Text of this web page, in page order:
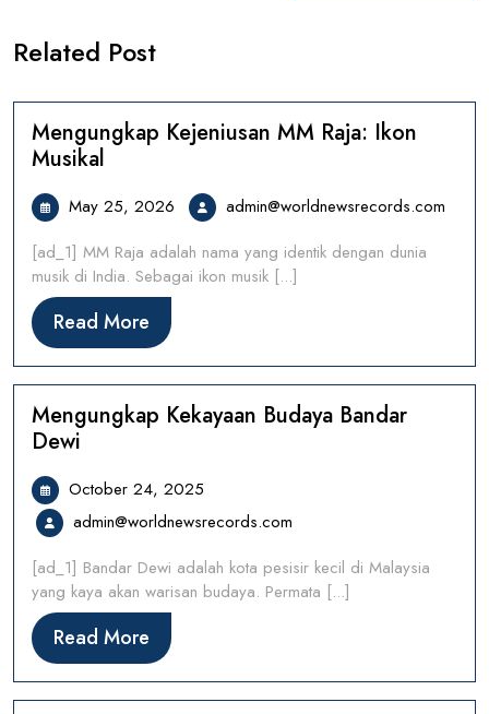
Related Post
Mengungkap Kejeniusan MM Raja: Ikon
Musikal
May 25, 2026 May
25,
2026
admin@worldnewsrecords.com
[ad_1] MM Raja adalah nama yang identik dengan dunia
musik di India. Sebagai ikon musik [...]
Read More Read
More
Mengungkap Kekayaan Budaya Bandar
Dewi
October 24, 2025
admin@worldnewsrecords.com
[ad_1] Bandar Dewi adalah kota pesisir kecil di Malaysia
yang kaya akan warisan budaya. Permata [...]
Read More Read
More